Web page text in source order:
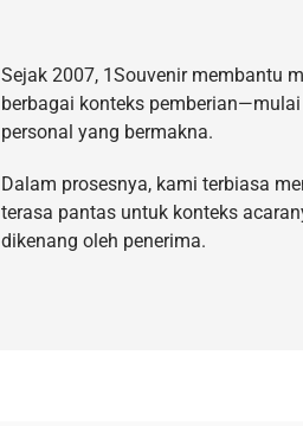
Sejak 2007, 1Souvenir membantu
berbagai konteks
personal yang bermakna.
Dalam prosesnya, kami terbiasa
terasa pantas untuk konteks
dikenang oleh penerima.